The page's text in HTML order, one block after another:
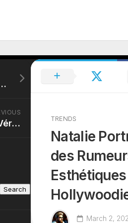
TRENDS
Natalie
des
March 2,
nouvelle vie d’Ycare avec Renna Hawili, sa femme
Sissy Mua Chirurgie : Vérité ou Mythe ? Découvrez la Transformation Physique de la Stardu Fitness
Search